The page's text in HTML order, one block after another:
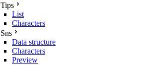
Tips
List
Characters
Sns
Data structure
Characters
Preview